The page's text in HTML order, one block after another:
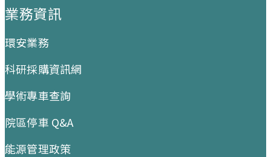
業務資訊
環安業務
科研採購資訊網
學術專車查詢
院區停車 Q&A
能源管理政策